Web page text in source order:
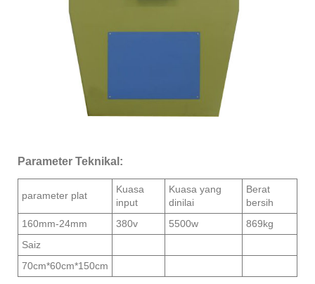
Parameter Teknikal:
parameter plat
Kuasa
input
Kuasa yang
dinilai
Berat
bersih
160mm-24mm
380v 5500w
869kg
Saiz
70cm*60cm*150cm